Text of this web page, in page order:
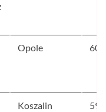
Opole 60
Koszalin 59